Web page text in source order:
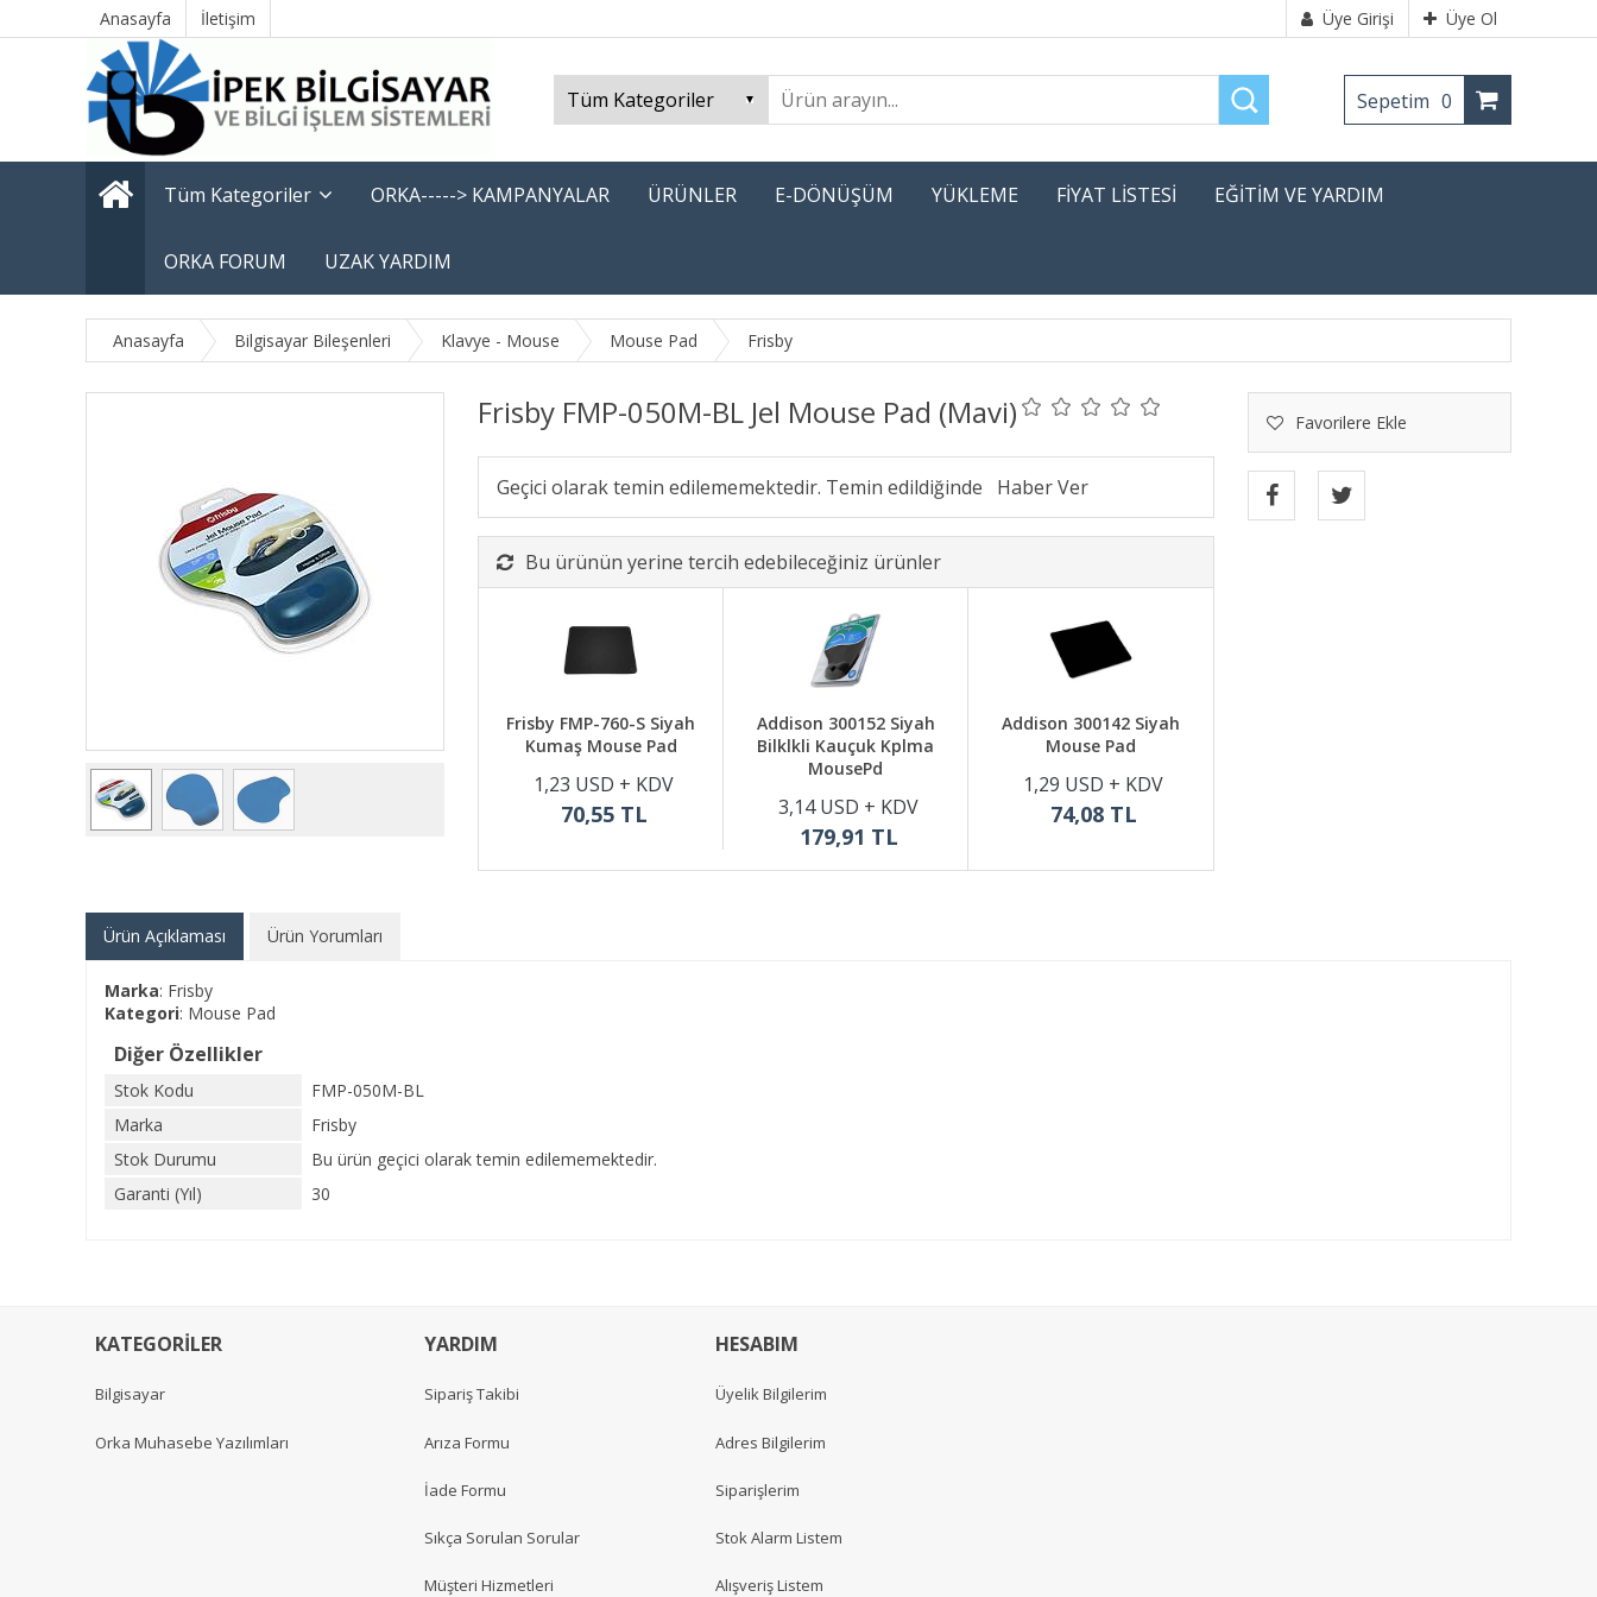
Anasayfa İletişim Üye Girişi Üye Ol
Sepetim 0
Tüm Kategoriler ORKA-----> KAMPANYALAR ÜRÜNLER E-DÖNÜŞÜM YÜKLEME FİYAT LİSTESİ EĞİTİM VE YARDIM
ORKA FORUM UZAK YARDIM
Anasayfa Bilgisayar Bileşenleri Klavye - Mouse Mouse Pad Frisby
Frisby FMP-050M-BL Jel Mouse Pad (Mavi) Favorilere Ekle
Geçici olarak temin edilememektedir. Temin edildiğinde
Bu ürünün yerine tercih edebileceğiniz ürünler
Frisby FMP-760-S Siyah
Kumaş Mouse Pad
1,23 USD + KDV
70,55 TL
Addison 300152 Siyah
Bilklkli Kauçuk Kplma
MousePd
3,14 USD + KDV
179,91 TL
Addison 300142 Siyah
Mouse Pad
1,29 USD + KDV
74,08 TL
Ürün Açıklaması Ürün Yorumları
Marka: Frisby
Kategori: Mouse Pad
Diğer Özellikler
Stok Kodu
FMP-050M-BL
Marka
Frisby
Stok Durumu
Bu ürün geçici olarak temin edilememektedir.
Garanti (Yıl)
30
KATEGORİLER
Bilgisayar
Orka Muhasebe Yazılımları
YARDIM
Sipariş Takibi
Arıza Formu
İade Formu
Sıkça Sorulan Sorular
Müşteri Hizmetleri
HESABIM
Üyelik Bilgilerim
Adres Bilgilerim
Siparişlerim
Stok Alarm Listem
Alışveriş Listem